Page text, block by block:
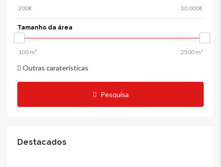
Tamanho da área
Outras caraterísticas
Pesquisa
Destacados